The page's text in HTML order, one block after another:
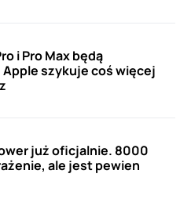
i Pro Max będą
szykuje coś więcej
już oficjalnie. 8000
ale jest pewien